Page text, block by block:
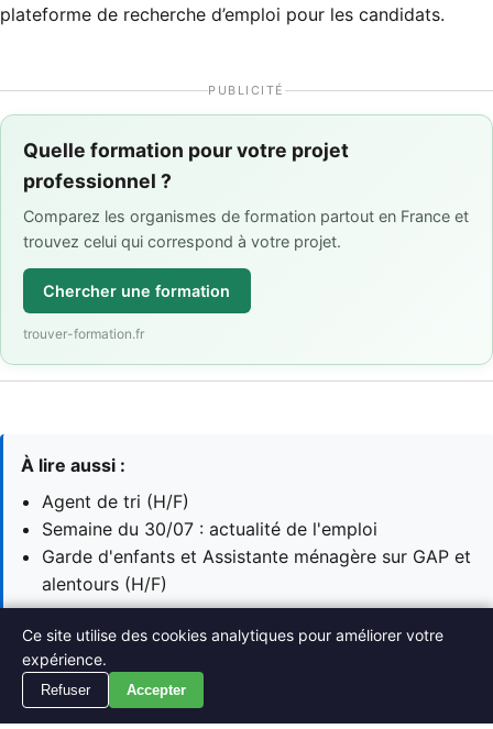
plateforme de recherche d’emploi pour les candidats.
PUBLICITÉ
Quelle formation pour votre projet
professionnel ?
Comparez les organismes de formation partout en France et
trouvez celui qui correspond à votre projet.
Chercher une formation
trouver-formation.fr
À lire aussi :
Agent de tri (H/F)
Semaine du 30/07 : actualité de l'emploi
Garde d'enfants et Assistante ménagère sur GAP et
alentours (H/F)
→ Voir toutes les actualités Emploi
→ Retour à l'accueil Actualités Gap
Ce site utilise des cookies analytiques pour améliorer votre
expérience.
Refuser Accepter